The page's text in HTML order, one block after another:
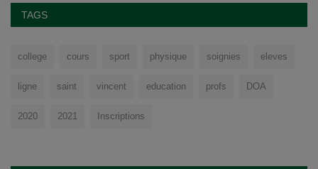
TAGS
college cours sport physique soignies eleves
ligne saint vincent education profs DOA
2020 2021 Inscriptions